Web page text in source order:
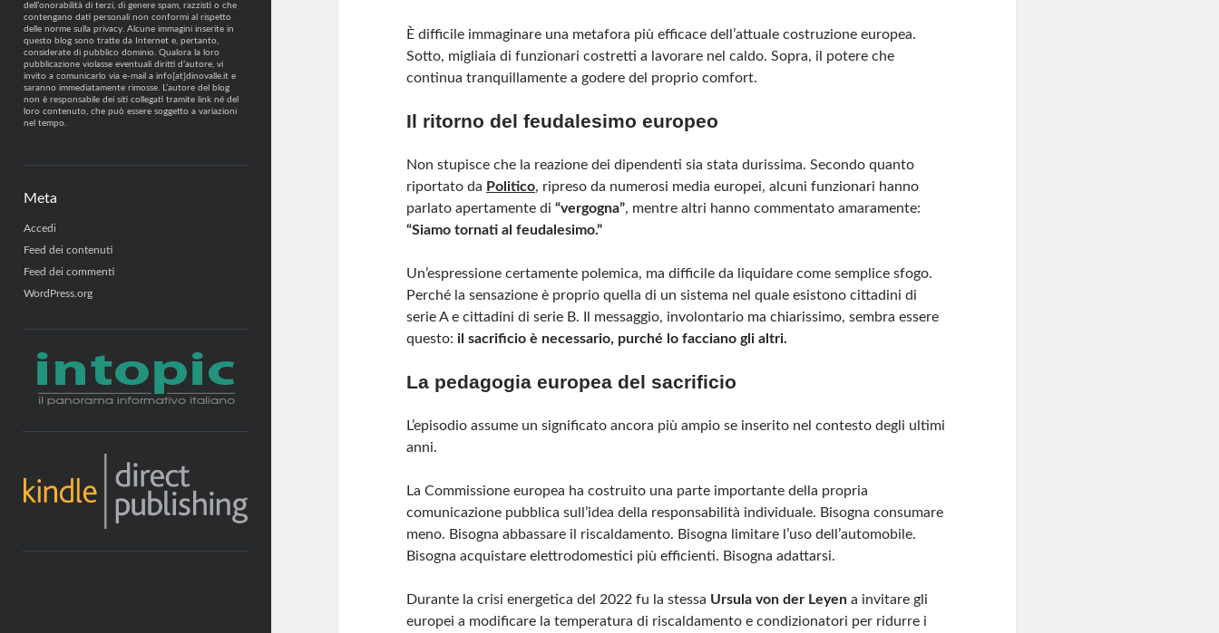
dell’onorabilità di terzi, di genere spam, razzisti o che
contengano dati personali non conformi al rispetto
delle norme sulla privacy. Alcune immagini inserite in
questo blog sono tratte da Internet e, pertanto,
considerate di pubblico dominio. Qualora la loro
pubblicazione violasse eventuali diritti d’autore, vi
invito a comunicarlo via e-mail a info[at]dinovalle.it e
saranno immediatamente rimosse. L’autore del blog
non è responsabile dei siti collegati tramite link né del
loro contenuto, che può essere soggetto a variazioni
nel tempo.
Meta
Accedi
Feed dei contenuti
Feed dei commenti
WordPress.org
È difficile immaginare una metafora più efficace dell’attuale costruzione europea.
Sotto, migliaia di funzionari costretti a lavorare nel caldo. Sopra, il potere che
continua tranquillamente a godere del proprio comfort.
Il ritorno del feudalesimo europeo
Non stupisce che la reazione dei dipendenti sia stata durissima. Secondo quanto
riportato da Politico, ripreso da numerosi media europei, alcuni funzionari hanno
parlato apertamente di“vergogna”, mentre altri hanno commentato amaramente:
“Siamo tornati al feudalesimo.”
Un’espressione certamente polemica, ma difficile da liquidare come semplice sfogo.
Perché la sensazione è proprio quella di un sistema nel quale esistono cittadini di
serie A e cittadini di serie B. Il messaggio, involontario ma chiarissimo, sembra essere
questo:il sacrificio è necessario, purché lo facciano gli altri.
La pedagogia europea del sacrificio
L’episodio assume un significato ancora più ampio se inserito nel contesto degli ultimi
anni.
La Commissione europea ha costruito una parte importante della propria
comunicazione pubblica sull’idea della responsabilità individuale. Bisogna consumare
meno. Bisogna abbassare il riscaldamento. Bisogna limitare l’uso dell’automobile.
Bisogna acquistare elettrodomestici più efficienti. Bisogna adattarsi.
Durante la crisi energetica del 2022 fu la stessa Ursula von der Leyen a invitare gli
europei a modificare la temperatura di riscaldamento e condizionatori per ridurre i